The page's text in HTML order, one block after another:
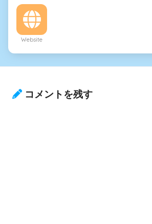
Website
コメントを残す